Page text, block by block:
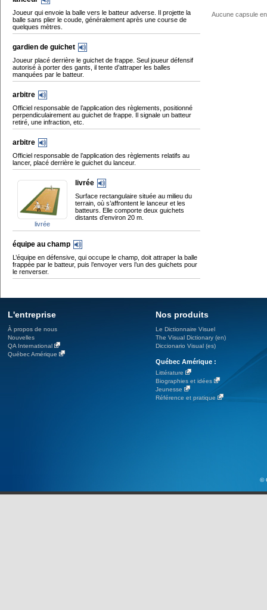
Joueur qui envoie la balle vers le batteur adverse. Il projette la
balle sans plier le coude, généralement après une course de
quelques mètres.
gardien de guichet
Joueur placé derrière le guichet de frappe. Seul joueur défensif
autorisé à porter des gants, il tente d’attraper les balles
manquées par le batteur.
arbitre
Officiel responsable de l’application des règlements, positionné
perpendiculairement au guichet de frappe. Il signale un batteur
retiré, une infraction, etc.
arbitre
Officiel responsable de l’application des règlements relatifs au
lancer, placé derrière le guichet du lanceur.
livrée
livrée
Surface rectangulaire située au milieu du
terrain, où s’affrontent le lanceur et les
batteurs. Elle comporte deux guichets
distants d’environ 20 m.
équipe au champ
L’équipe en défensive, qui occupe le champ, doit attraper la balle
frappée par le batteur, puis l’envoyer vers l’un des guichets pour
le renverser.
Aucune capsule
L'entreprise
À propos de nous
Nouvelles
QA International
Québec Amérique
Nos produits
Le Dictionnaire Visuel
The Visual Dictionary (en)
Diccionario Visual (es)
Québec Amérique :
Littérature
Biographies et idées
Jeunesse
Référence et pratique
©